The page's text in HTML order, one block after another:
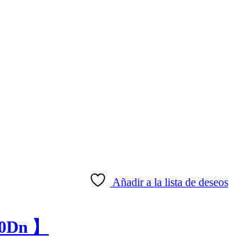
Añadir a la lista de deseos
】